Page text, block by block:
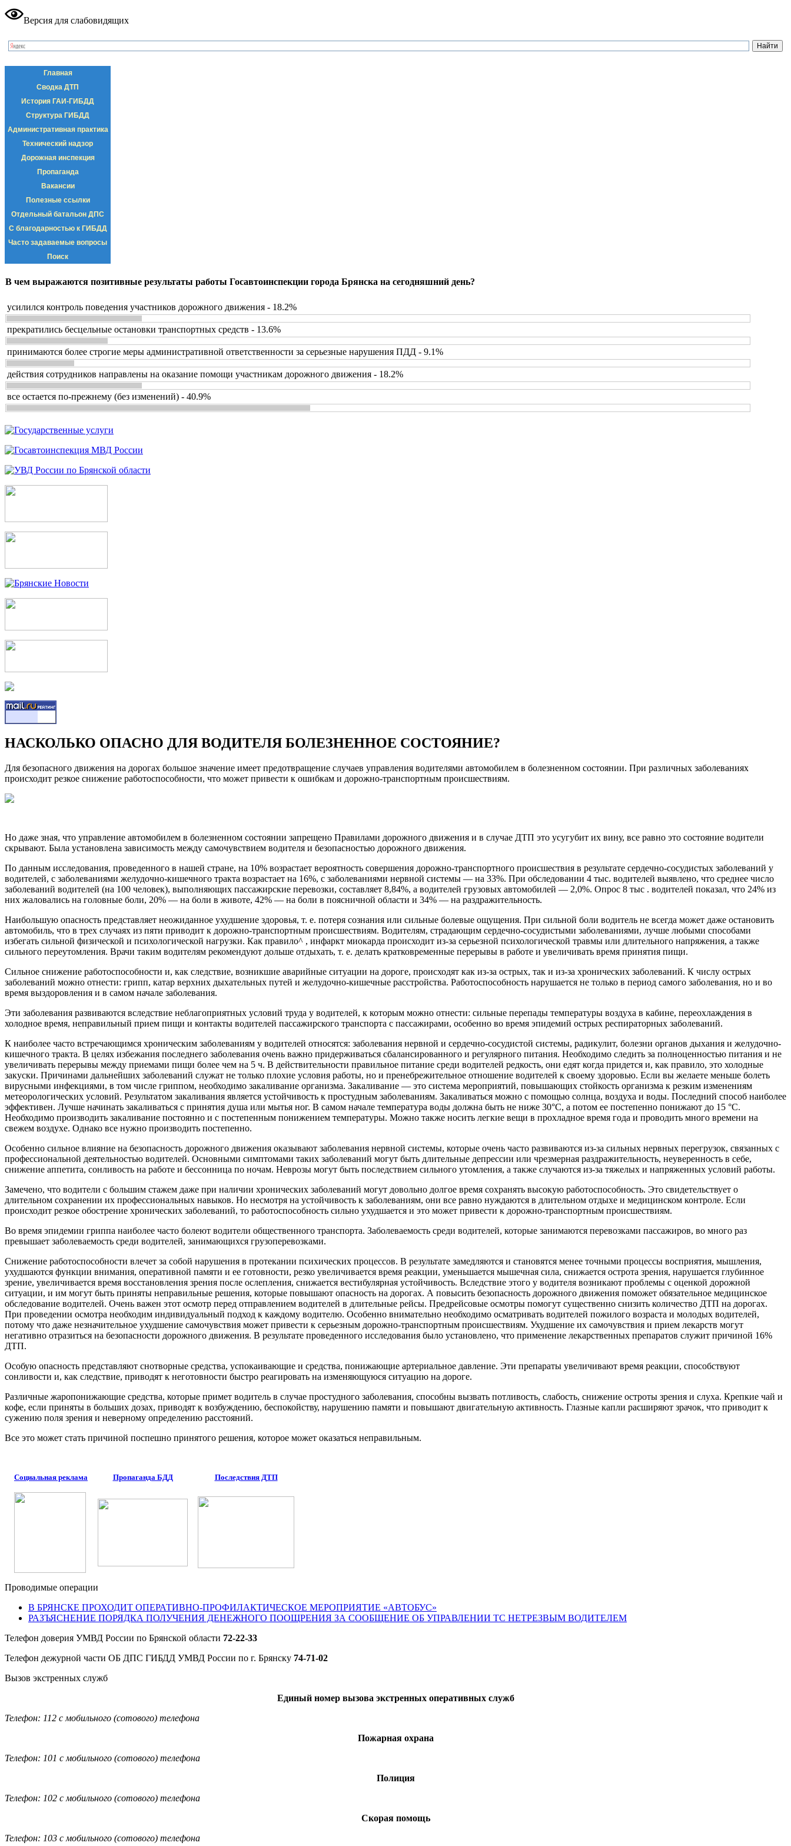
Версия для слабовидящих
Главная
Сводка ДТП
История ГАИ-ГИБДД
Структура ГИБДД
Административная практика
Технический надзор
Дорожная инспекция
Пропаганда
Вакансии
Полезные ссылки
Отдельный батальон ДПС
С благодарностью к ГИБДД
Часто задаваемые вопросы
Поиск
В чем выражаются позитивные результаты работы Госавтоинспекции города Брянска на сегодняшний день?
усилился контроль поведения участников дорожного движения - 18.2%
прекратились бесцельные остановки транспортных средств - 13.6%
принимаются более строгие меры административной ответственности за серьезные нарушения ПДД - 9.1%
действия сотрудников направлены на оказание помощи участникам дорожного движения - 18.2%
все остается по-прежнему (без изменений) - 40.9%
НАСКОЛЬКО ОПАСНО ДЛЯ ВОДИТЕЛЯ БОЛЕЗНЕННОЕ СОСТОЯНИЕ?
Для безопасного движения на дорогах большое значение имеет предотвращение случаев управления водителями авто­мобилем в болезненном состоянии. При различных заболеваниях
происходит резкое снижение работоспособности, что может привести к ошибкам и дорож­но-транспортным происшествиям.
Но даже зная, что управление автомобилем в болезнен­ном состоянии запрещено Правилами дорожного движения и в случае ДТП это усугубит их вину, все равно это состо­яние водители
скрывают. Была установлена зависимость между самочувствием водителя и безопасностью дорожного движения.
По данным исследования, проведенного в нашей стране, на 10% возрастает вероятность совершения дорожно-транспорт­ного происшествия в результате сердечно-сосудистых забо­леваний у
водителей, с заболеваниями желудочно-кишечного тракта возрастает на 16%, с заболеваниями нервной систе­мы — на 33%. При обследовании 4 тыс. водителей выявлено, что среднее число
заболеваний водителей (на 100 человек), выполняющих пассажирские перевозки, составляет 8,84%, а водителей грузовых автомобилей — 2,0%. Опрос 8 тыс . водителей показал, что 24% из
них жаловались на головные боли, 20% — на боли в животе, 42% — на боли в пояснич­ной области и 34% — на раздражительность.
Наибольшую опасность представляет неожиданное ухуд­шение здоровья, т. е. потеря сознания или сильные болевые ощущения. При сильной боли водитель не всегда может даже оста­новить
автомобиль, что в трех случаях из пяти приводит к дорожно-транспортным происшествиям. Водителям, страдаю­щим сердечно-сосудистыми заболеваниями, лучше любыми способами
избегать сильной физической и психологиче­ской нагрузки. Как правило^ , инфаркт миокарда происходит из-за серьезной психологической травмы или длительно­го напряжения, а также
сильного переутомления. Врачи таким водителям рекомендуют дольше отдыхать, т. е. делать кратковременные перерывы в работе и увеличивать время принятия пищи.
Сильное снижение работоспособности и, как следствие, возникшие аварийные ситуации на дороге, происходят как из-за острых, так и из-за хронических заболеваний. К числу острых
заболеваний можно отнести: грипп, катар верхних дыхательных путей и желудочно-кишечные расстройства. Работоспособность нарушается не только в период самого заболевания, но и во
время выздоровления и в самом начале заболевания.
Эти заболевания развиваются вследствие неблагоприятных условий труда у водителей, к которым можно отнести: сильные перепады температуры воздуха в кабине, переохлажде­ния в
холодное время, неправильный прием пищи и контакты водителей пассажирского транспорта с пассажирами, особенно во время эпидемий острых респираторных заболеваний.
К наиболее часто встречающимся хроническим заболева­ниям у водителей относятся: заболевания нервной и сердеч­но-сосудистой системы, радикулит, болезни органов дыхания и желудочно-
кишечного тракта. В целях избежания послед­него заболевания очень важно придерживаться сбаланси­рованного и регулярного питания. Необходимо следить за полноценностью питания и не
увеличивать перерывы между приемами пищи более чем на 5 ч. В действительности пра­вильное питание среди водителей редкость, они едят когда придется и, как правило, это холодные
закуски. Причинами дальнейших заболеваний служат не только плохие усло­вия работы, но и пренебрежительное отношение водителей к своему здоровью. Если вы желаете меньше болеть
вирусными инфекциями, в том числе гриппом, необходимо закаливание организма. Закаливание — это система мероприятий, повышающих стойкость организма к резким изменениям
метеорологических условий. Результатом закаливания является устойчивость к простудным заболеваниям. Закаливаться можно с помо­щью солнца, воздуха и воды. Последний способ наиболее
эффективен. Лучше начинать закаливаться с принятия душа или мытья ног. В самом начале температура воды должна быть не ниже 30°С, а потом ее постепенно понижают до 15 °С.
Необходимо производить закаливание постоянно и с постепенным понижением температуры. Можно также носить легкие вещи в прохладное время года и проводить много времени на
свежем воздухе. Однако все нужно производить постепенно.
Особенно сильное влияние на безопасность дорожного движения оказывают заболевания нервной системы, которые очень часто развиваются из-за сильных нервных перегру­зок, связанных с
профессиональной деятельностью водите­лей. Основными симптомами таких заболеваний могут быть длительные депрессии или чрезмерная раздражительность, неуверенность в себе,
снижение аппетита, сонливость на работе и бессонница по ночам. Неврозы могут быть послед­ствием сильного утомления, а также случаются из-за тяжелых и напряженных условий работы.
Замечено, что водители с большим стажем даже при наличии хронических заболеваний могут довольно долгое время сохранять высокую работоспособность. Это свидетельствует о
длительном сохранении их профессиональных навыков. Но несмотря на устойчивость к заболеваниям, они все равно нуж­даются в длительном отдыхе и медицинском контроле. Если
происходит резкое обострение хронических заболеваний, то работоспособность сильно ухудшается и это может привести к дорожно-транспортным происшествиям.
Во время эпидемии гриппа наиболее часто болеют водители общественного транспорта. Заболеваемость среди водителей, которые занимаются перевозками пассажиров, во много раз
превышает заболеваемость среди водителей, занимающихся грузоперевозками.
Снижение работоспособности влечет за собой нарушения в протекании психических процессов. В результате замед­ляются и становятся менее точными процессы восприятия, мышления,
ухудшаются функции внимания, оперативной памяти и ее готовности, резко увеличивается время реакции, уменьшается мышечная сила, снижается острота зрения, нарушается глубинное
зрение, увеличивается время восста­новления зрения после ослепления, снижается вестибулярная устойчивость. Вследствие этого у водителя возникают проблемы с оценкой дорожной
ситуации, и им могут быть приняты неправильные решения, которые повышают опасность на дорогах. А повысить безопасность дорожного движения помо­жет обязательное медицинское
обследование водителей. Очень важен этот осмотр перед отправлением водителей в длительные рейсы. Предрейсовые осмотры помогут существенно снизить количество ДТП на дорогах.
При проведении осмотра необходим индивидуальный подход к каждому водителю. Особенно внимательно необходимо осматривать водите­лей пожилого возраста и молодых водителей,
потому что даже незначительное ухудшение самочувствия может привести к серьезным дорожно-транспортным происшествиям. Ухудшение их самочувствия и прием лекарств могут
негативно отразиться на безопасности дорожного движения. В результате проведенного исследования было установлено, что применение лекарственных препаратов служит причиной 16%
ДТП.
Особую опасность представляют снотворные средства, успокаивающие и средства, понижающие артериальное давле­ние. Эти препараты увеличивают время реакции, способствуют
сонливости и, как следствие, приводят к неготовности быстро реагировать на изменяющуюся ситуацию на дороге.
Различные жаропонижающие средства, которые при­мет водитель в случае простудного заболевания, способны вызвать потливость, слабость, снижение остроты зрения и слуха. Крепкие чай и
кофе, если приняты в больших дозах, приводят к возбуждению, беспокойству, нарушению памя­ти и повышают двигательную активность. Глазные капли расширяют зрачок, что приводит к
сужению поля зрения и неверному определению расстояний.
Все это может стать причиной поспешно принятого реше­ния, которое может оказаться неправильным.
Социальная реклама Пропаганда БДД Последствия ДТП
Проводимые операции
В БРЯНСКЕ ПРОХОДИТ ОПЕРАТИВНО-ПРОФИЛАКТИЧЕСКОЕ МЕРОПРИЯТИЕ «АВТОБУС»
РАЗЪЯСНЕНИЕ ПОРЯДКА ПОЛУЧЕНИЯ ДЕНЕЖНОГО ПООЩРЕНИЯ ЗА СООБЩЕНИЕ ОБ УПРАВЛЕНИИ ТС НЕТРЕЗВЫМ ВОДИТЕЛЕМ
Телефон доверия УМВД России по Брянской области 72-22-33
Телефон дежурной части ОБ ДПС ГИБДД УМВД России по г. Брянску 74-71-02
Вызов экстренных служб
Единый номер вызова экстренных оперативных служб
Телефон: 112 с мобильного (сотового) телефона
Пожарная охрана
Телефон: 101 с мобильного (сотового) телефона
Полиция
Телефон: 102 с мобильного (сотового) телефона
Скорая помощь
Телефон: 103 с мобильного (сотового) телефона